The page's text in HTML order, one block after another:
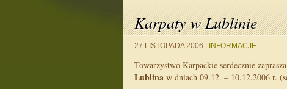
Karpaty w Lublinie
27 LISTOPADA 2006 INFORMACJE
Towarzystwo Karpackie serdecznie
Lublina w dniach 09.12. – 10.12.2006 r.